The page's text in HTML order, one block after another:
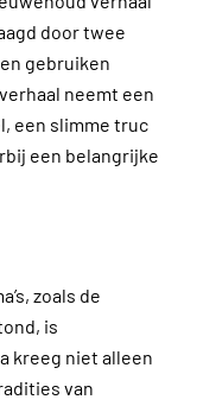
door twee
gebruiken
neemt een
een slimme truc
een belangrijke
zoals de
is
kreeg niet alleen
van